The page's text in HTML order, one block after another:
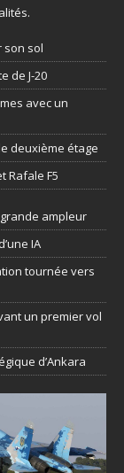
.
son sol
de J-20
avec un
deuxième étage
Rafale F5
ampleur
IA
tournée vers
un premier vol
d’Ankara